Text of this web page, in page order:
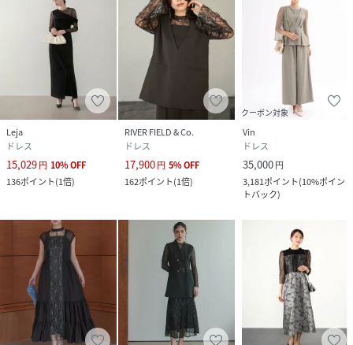
Leja
ドレス
15,029円 10%OFF
136ポイント(1倍)
RIVER FIELD & Co.
ドレス
17,900円 5%OFF
162ポイント(1倍)
クーポン対象
Vin
ドレス
35,000円
3,181ポイント(10%ポイン
トバック)